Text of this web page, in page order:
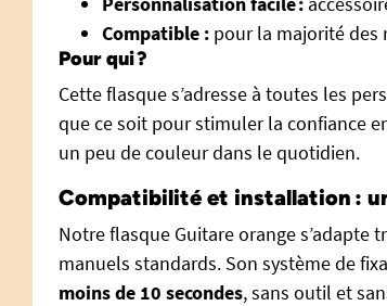
Compatible : pour la majorité
Pour qui ?
Cette flasque s’adresse à toutes les
que ce soit pour stimuler la confiance
un peu de couleur dans le quotidien.
Compatibilité et installation :
Notre flasque Guitare orange
manuels standards. Son système de
moins de 10 secondes, sans outil et